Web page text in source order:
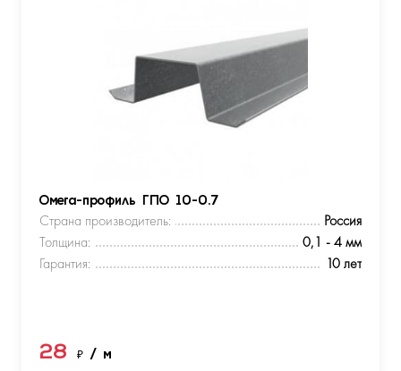
Омега-профиль ГПО 10-0.7
Страна производитель:
Россия
Толщина:
0,1 - 4 мм
Гарантия:
10 лет
28 ₽ / м